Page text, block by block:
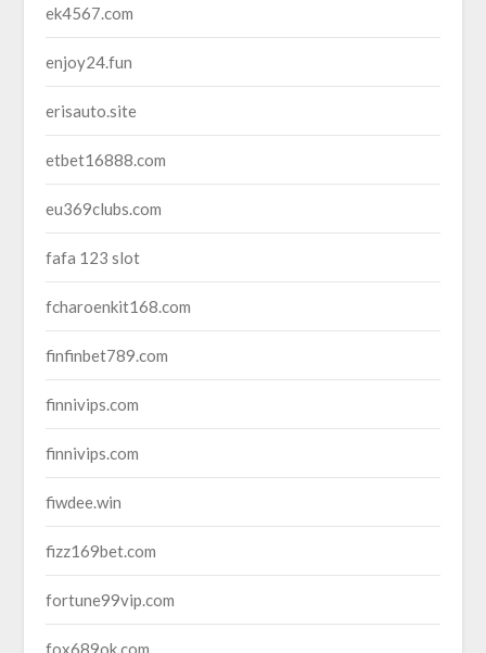
ek4567.com
enjoy24.fun
erisauto.site
etbet16888.com
eu369clubs.com
fafa 123 slot
fcharoenkit168.com
finfinbet789.com
finnivips.com
finnivips.com
fiwdee.win
fizz169bet.com
fortune99vip.com
fox689ok.com